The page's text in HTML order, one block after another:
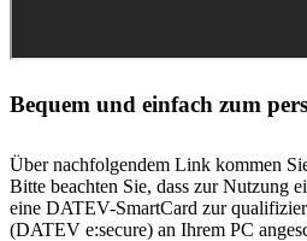
Bequem und einfach zum
Über nachfolgendem Link kommen
Bitte beachten Sie, dass zur Nutzung
eine DATEV-SmartCard zur
(DATEV e:secure) an Ihrem PC